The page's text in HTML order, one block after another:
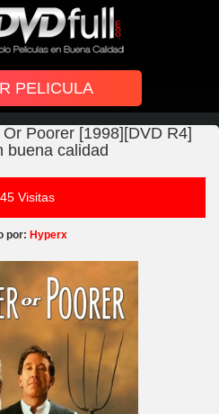
Poorer [1998][DVD R4]
buena calidad
Visitas
por: Hyperx